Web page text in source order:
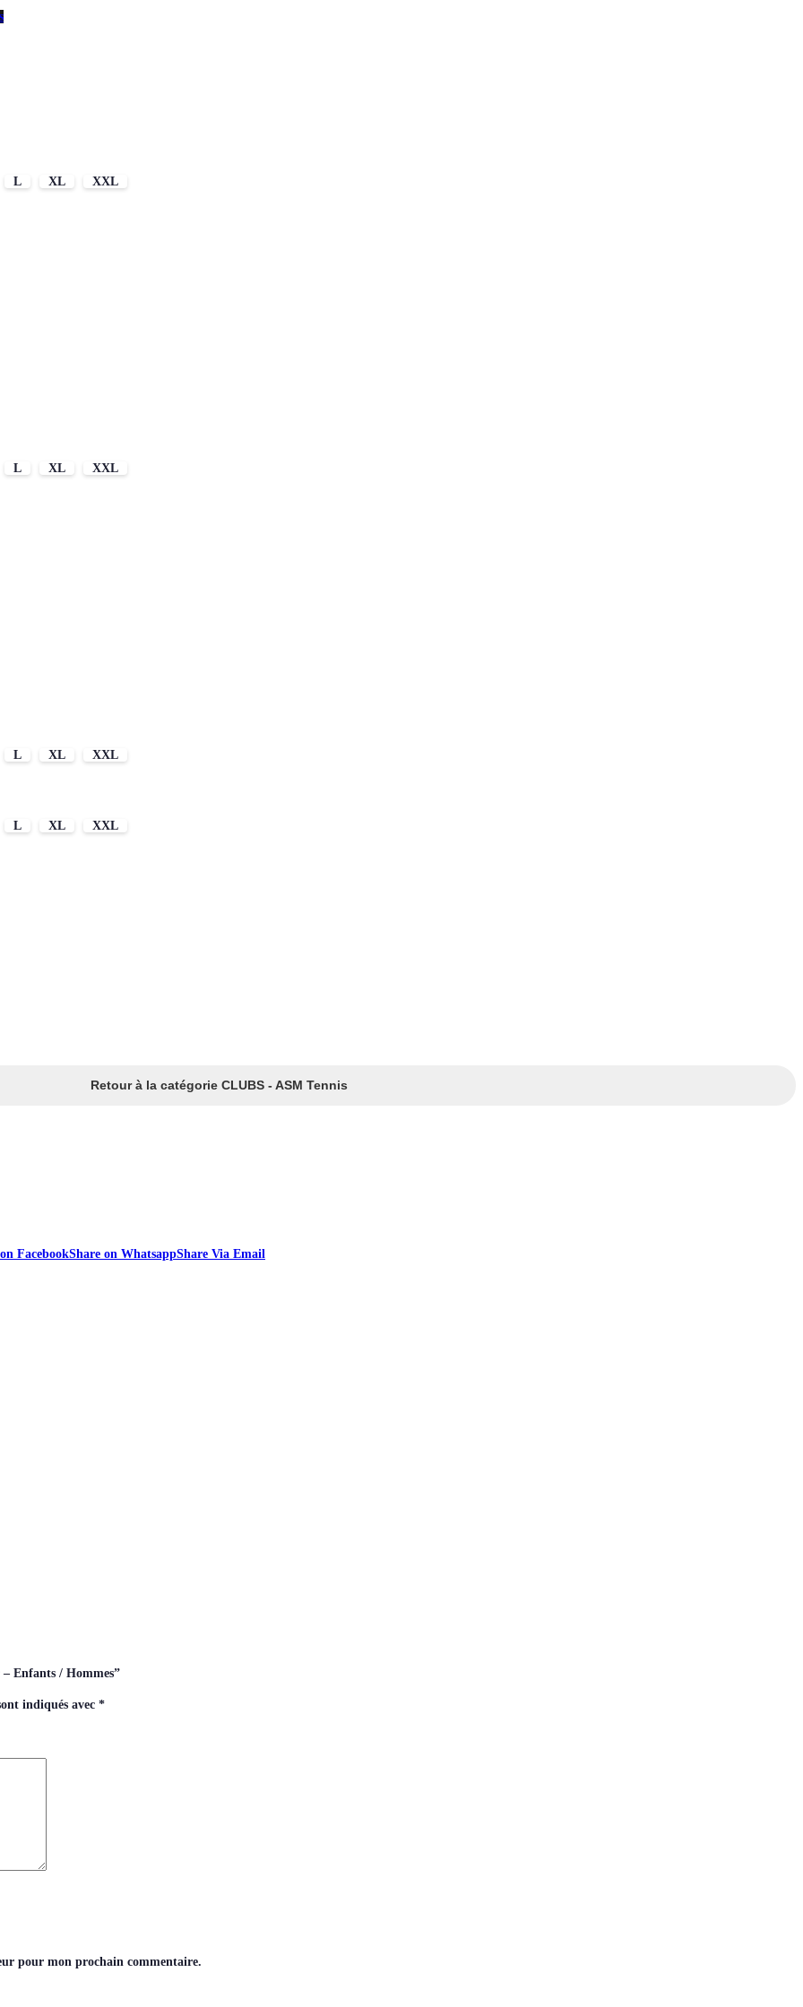
L XL
XXL
L XL
XXL
L XL
XXL
L XL
XXL
Retour à la catégorie CLUBS - ASM Tennis
FacebookShare on WhatsappShare Via Email
Enfants / Hommes”
indiqués avec *
pour mon prochain commentaire.